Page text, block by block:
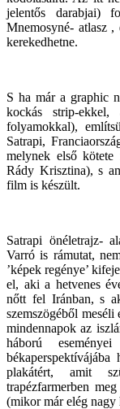
jelentős darabjai)
Mnemosyné- atlasz
kerekedhetne.
S ha már a graphic
kockás strip-ekkel,
folyamokkal),
Satrapi,
melynek első
Rády Krisztina), s
film is készült.
Satrapi önéletrajz-
Varró is rámutat,
’képek regénye’
el, aki a hetvenes
nőtt fel Iránban, s
szemszögéből
mindennapok az
háború
plakátért, amit
trapézfarmerben
(mikor már elég nagy